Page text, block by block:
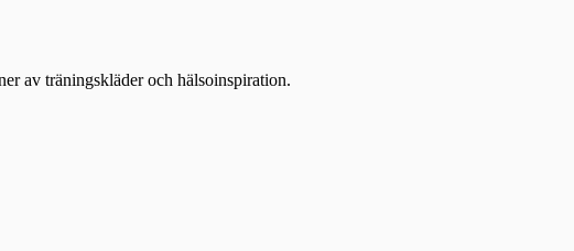
av träningskläder och hälsoinspiration.